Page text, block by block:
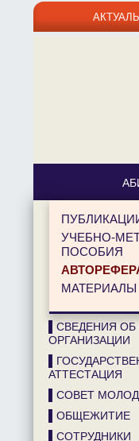
УЧЕБНО-
ПОСОБИЯ
▌СВЕДЕНИЯ
ОРГАНИЗАЦИИ
АТТЕСТАЦИЯ
▌СОВЕТ
▌ОБЩЕЖИТИЕ
▌СОТРУДНИКИ